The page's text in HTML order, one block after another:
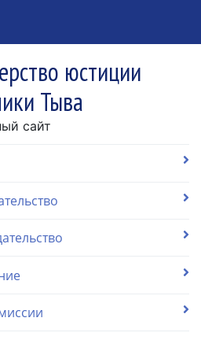
юстиции
Тыва
сайт